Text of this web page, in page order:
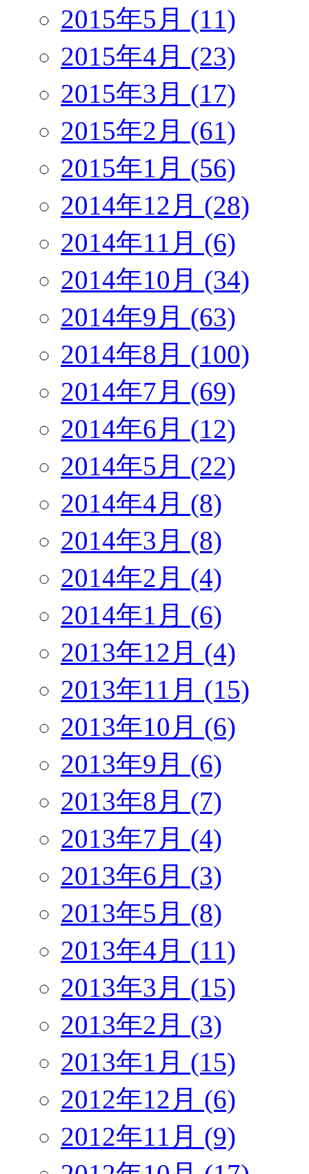
2015年5月 (11)
2015年4月 (23)
2015年3月 (17)
2015年2月 (61)
2015年1月 (56)
2014年12月 (28)
2014年11月 (6)
2014年10月 (34)
2014年9月 (63)
2014年8月 (100)
2014年7月 (69)
2014年6月 (12)
2014年5月 (22)
2014年4月 (8)
2014年3月 (8)
2014年2月 (4)
2014年1月 (6)
2013年12月 (4)
2013年11月 (15)
2013年10月 (6)
2013年9月 (6)
2013年8月 (7)
2013年7月 (4)
2013年6月 (3)
2013年5月 (8)
2013年4月 (11)
2013年3月 (15)
2013年2月 (3)
2013年1月 (15)
2012年12月 (6)
2012年11月 (9)